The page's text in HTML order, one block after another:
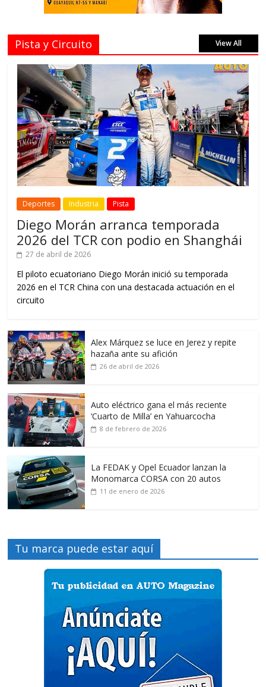
Pista y Circuito View All
Deportes Industria Pista
Diego Morán arranca temporada
2026 del TCR con podio en Shanghái
27 de abril de 2026
El piloto ecuatoriano Diego Morán inició su temporada
2026 en el TCR China con una destacada actuación en el
circuito
Alex Márquez se luce en Jerez y repite
hazaña ante su afición
26 de abril de 2026
Auto eléctrico gana el más reciente
‘Cuarto de Milla’ en Yahuarcocha
8 de febrero de 2026
La FEDAK y Opel Ecuador lanzan la
Monomarca CORSA con 20 autos
11 de enero de 2026
Tu marca puede estar aquí